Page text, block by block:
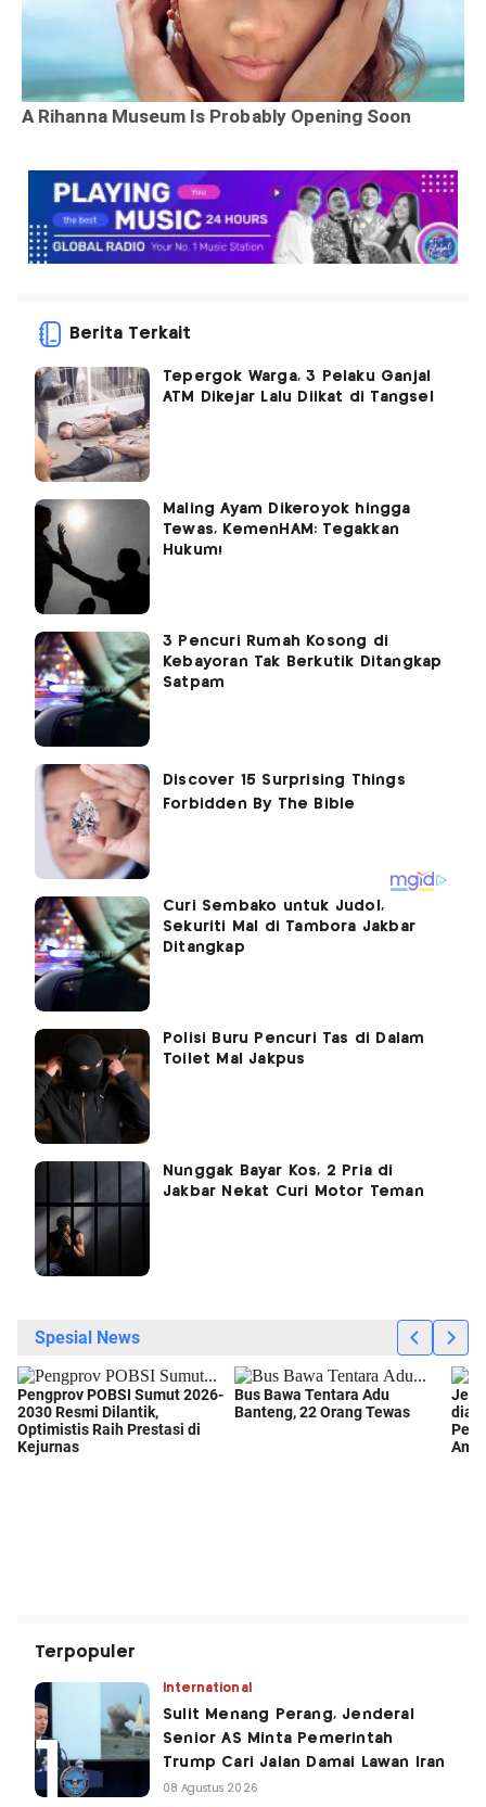
Berita Terkait
Tepergok Warga, 3 Pelaku Ganjal
ATM Dikejar Lalu Diikat di Tangsel
Maling Ayam Dikeroyok hingga
Tewas, KemenHAM: Tegakkan
Hukum!
3 Pencuri Rumah Kosong di
Kebayoran Tak Berkutik Ditangkap
Satpam
Curi Sembako untuk Judol,
Sekuriti Mal di Tambora Jakbar
Ditangkap
Polisi Buru Pencuri Tas di Dalam
Toilet Mal Jakpus
Nunggak Bayar Kos, 2 Pria di
Jakbar Nekat Curi Motor Teman
Terpopuler
International
Sulit Menang Perang, Jenderal
Senior AS Minta Pemerintah
Trump Cari Jalan Damai Lawan Iran
08 Agustus 2026